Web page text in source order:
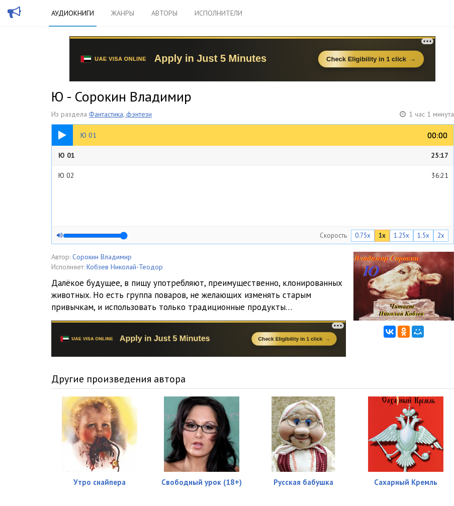
АУДИОКНИГИ ЖАНРЫ АВТОРЫ ИСПОЛНИТЕЛИ
Ю - Сорокин Владимир
Из раздела Фантастика, фэнтези 1 час 1 минута
Ю 01 00:00
00:00
25:17
Ю 01 25:17
Ю 02 36:21
Скорость 0.75x 1x 1.25x 1.5x 2x
Автор: Сорокин Владимир
Исполняет: Кобзев Николай-Теодор
Далёкое будущее, в пищу употребляют, преимущественно, клонированных
животных. Но есть группа поваров, не желающих изменять старым
привычкам, и использовать только традиционные продукты…
Другие произведения автора
Утро снайпера Свободный урок (18+) Русская бабушка Сахарный Кремль